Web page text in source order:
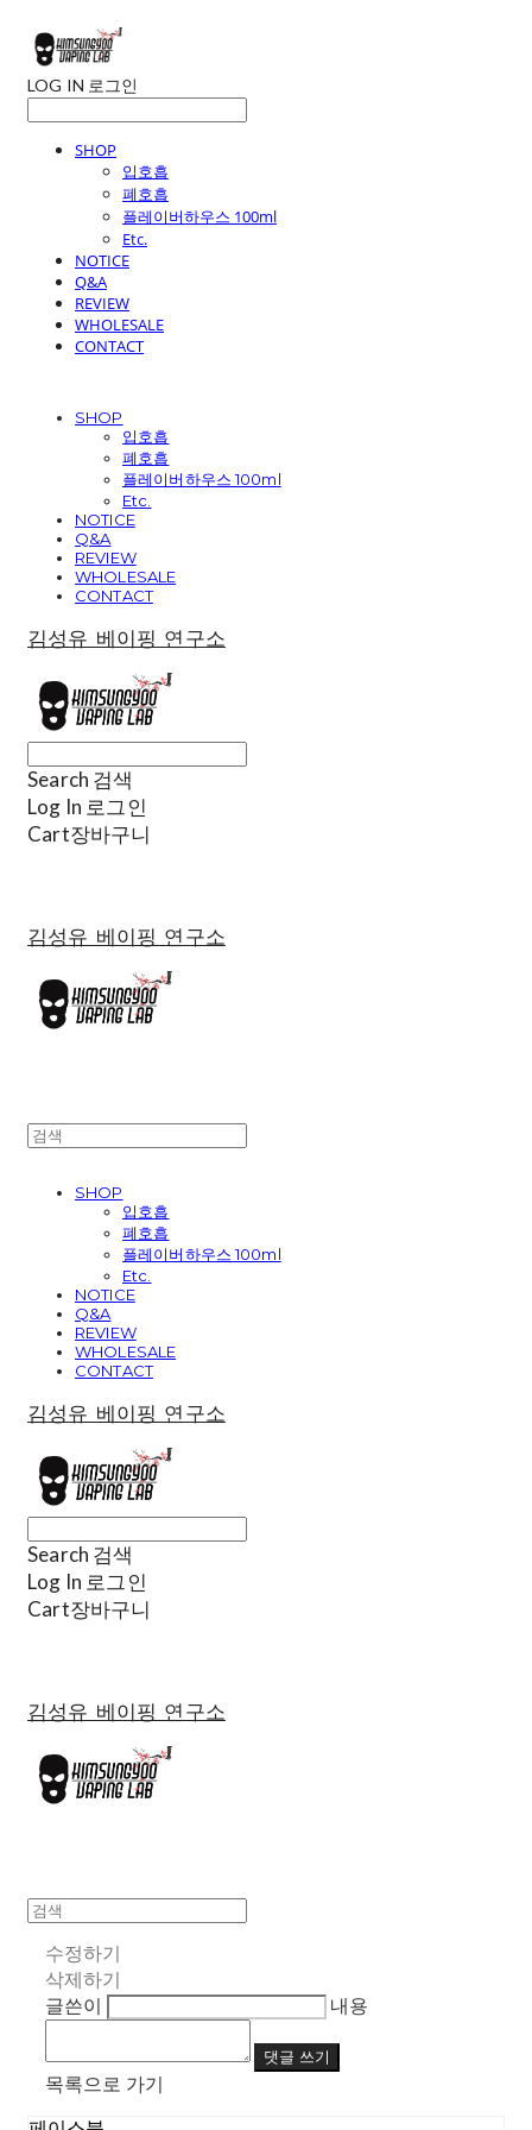
LOG IN 로그인
SHOP
입호흡
폐호흡
플레이버하우스 100ml
Etc.
NOTICE
Q&A
REVIEW
WHOLESALE
CONTACT
SHOP
입호흡
폐호흡
플레이버하우스 100ml
Etc.
NOTICE
Q&A
REVIEW
WHOLESALE
CONTACT
김성유 베이핑 연구소
Search 검색
Log In 로그인
Cart장바구니
김성유 베이핑 연구소
SHOP
입호흡
폐호흡
플레이버하우스 100ml
Etc.
NOTICE
Q&A
REVIEW
WHOLESALE
CONTACT
김성유 베이핑 연구소
Search 검색
Log In 로그인
Cart장바구니
김성유 베이핑 연구소
수정하기
삭제하기
글쓴이
내용
댓글 쓰기
목록으로 가기